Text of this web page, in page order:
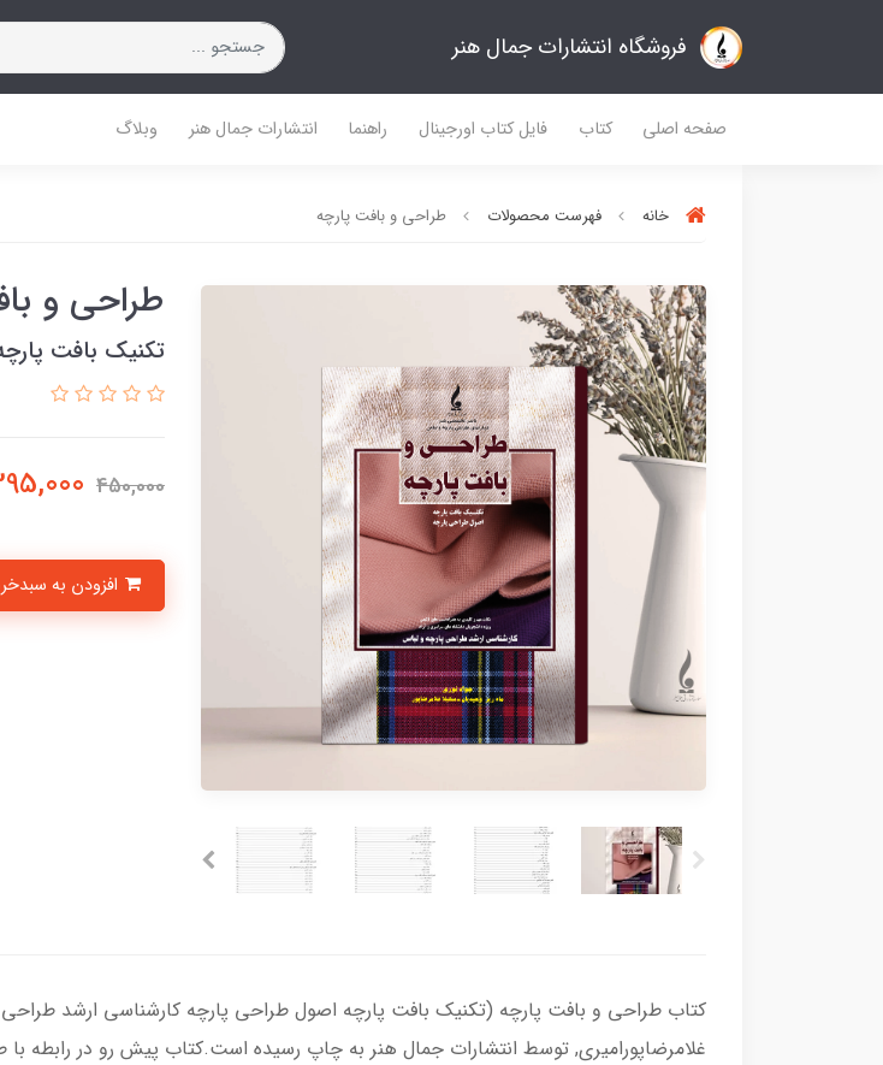
فروشگاه انتشارات جمال هنر
صفحه اصلی کتاب فایل کتاب اورجینال راهنما انتشارات جمال هنر وبلاگ
خانه فهرست محصولات طراحی و بافت پارچه
طراحی و
تکنیک بافت
450,000
کتاب طراحی و بافت پارچه (تکنیک بافت پارچه اصول طراحی پارچه کارشناسی ارشد طراحی
غلامرضاپورامیری, توسط انتشارات جمال هنر به چاپ رسیده است.کتاب پیش رو در رابطه